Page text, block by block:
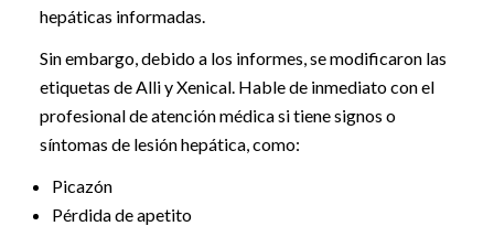
hepáticas informadas.
Sin embargo, debido a los informes, se modificaron las
etiquetas de Alli y Xenical. Hable de inmediato con el
profesional de atención médica si tiene signos o
síntomas de lesión hepática, como:
Picazón
Pérdida de apetito